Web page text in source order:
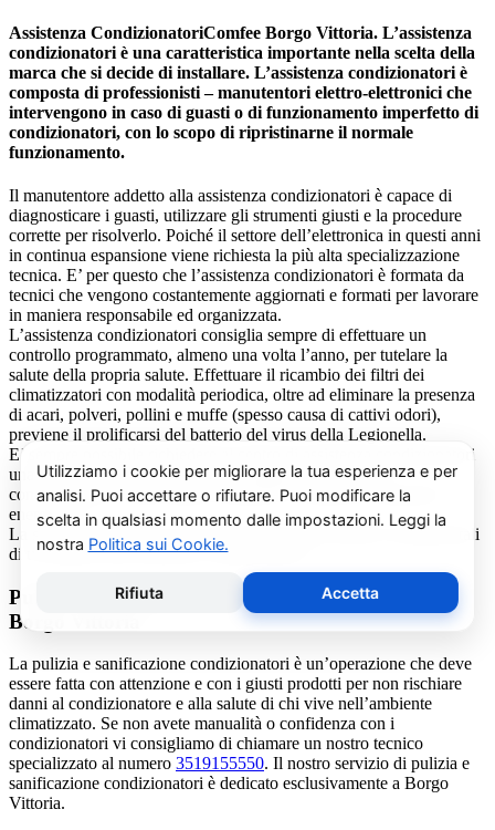
Assistenza CondizionatoriComfee Borgo Vittoria. L’assistenza
condizionatori è una caratteristica importante nella scelta della
marca che si decide di installare. L’assistenza condizionatori è
composta di professionisti – manutentori elettro-elettronici che
intervengono in caso di guasti o di funzionamento imperfetto di
condizionatori, con lo scopo di ripristinarne il normale
funzionamento.
Il manutentore addetto alla assistenza condizionatori è capace di
diagnosticare i guasti, utilizzare gli strumenti giusti e la procedure
corrette per risolverlo. Poiché il settore dell’elettronica in questi anni
in continua espansione viene richiesta la più alta specializzazione
tecnica. E’ per questo che l’assistenza condizionatori è formata da
tecnici che vengono costantemente aggiornati e formati per lavorare
in maniera responsabile ed organizzata.
L’assistenza condizionatori consiglia sempre di effettuare un
controllo programmato, almeno una volta l’anno, per tutelare la
salute della propria salute. Effettuare il ricambio dei filtri dei
climatizzatori con modalità periodica, oltre ad eliminare la presenza
di acari, polveri, pollini e muffe (spesso causa di cattivi odori),
previene il prolificarsi del batterio del virus della Legionella.
E’ sempre possibile richiedere al centro di assistenza condizionatori
una consulenza gratuita per un montaggio di un nuovo
condizionatore o sulle ultime normative in materia di risparmio
energetico.
La salute e il benessere sono quindi essere gli obiettivi fondamentali
di un addetto alla assistenza condizionatori.
Pulizia e Sanificazione Condizionatori Comfee
Borgo Vittoria
La pulizia e sanificazione condizionatori è un’operazione che deve
essere fatta con attenzione e con i giusti prodotti per non rischiare
danni al condizionatore e alla salute di chi vive nell’ambiente
climatizzato. Se non avete manualità o confidenza con i
condizionatori vi consigliamo di chiamare un nostro tecnico
specializzato al numero 3519155550. Il nostro servizio di pulizia e
sanificazione condizionatori è dedicato esclusivamente a Borgo
Vittoria.